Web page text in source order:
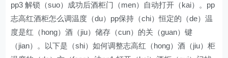
pp3 解锁（suo）成功后酒柜门（men）自动打开（kai）。pp
志高红酒柜怎么调温度（du）pp保持（chi）恒定的（de）温
度是红（hong）酒（jiu）储存（cun）的关（guan）键
（jian）。以下是（shi）如何调整志高红（hong）酒（jiu）柜